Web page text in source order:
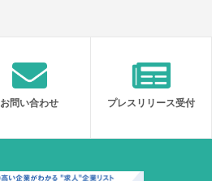
お問い合わせ プレスリリース受付